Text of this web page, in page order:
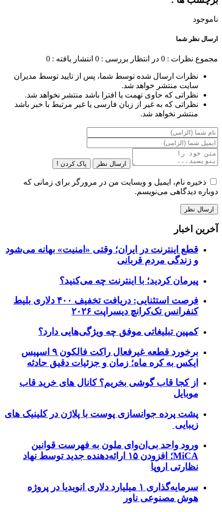
ناموجود
ارسال نظر شما
مجموع نظرات : 0 در انتظار بررسی : 0 انتشار یافته : 0
نظرات ارسال شده توسط شما، پس از تایید توسط مدیران
سایت منتشر خواهد شد.
نظراتی که حاوی تهمت یا افترا باشد منتشر نخواهد شد.
نظراتی که به غیر از زبان فارسی یا غیر مرتبط با خبر باشد
منتشر نخواهد شد.
ارسال نظر پاک کردن !
ذخیره نام، ایمیل و وبسایت من در مرورگر برای زمانی که
دوباره دیدگاهی می‌نویسم.
آخرین اخبار
قطع اینترنت در ایران؛ وقتی «امنیت» بهانه می‌شود
و زندگی مردم قربانی
پیرمان کردید؛ با اینترنت چه می‌کنید؟
فرصت استثنایی: دریافت تخفیف ۴۰۰ دلاری بلیط
کنفرانس تک‌کرانچ دیسراپت ۲۰۲۶
کمپین تبلیغاتی موفق چه ویژگی‌هایی دارد؟
برخورد قطعه غیرفعال راکت فالکون ۹ اسپیس
ایکس به کره ماه؛ زمان و جزئیات دقیق حادثه
از کجا قاب گوشی بخریم؟ کانال های خرید قاب
موبایل
پشت پرده جوانسازی پوست با پلاژن در کلینیک های
زیبایی
ورود واحد بی‌ان‌وای ملون به فهرست قوانین
MiCA؛ افزودن ۱۵ ارائه‌دهنده جدید توسط نهاد
نظارتی اروپا
سرمایه‌گذاری ۱ میلیارد دلاری انویدیا در پروژه
هوش مصنوعی ناور